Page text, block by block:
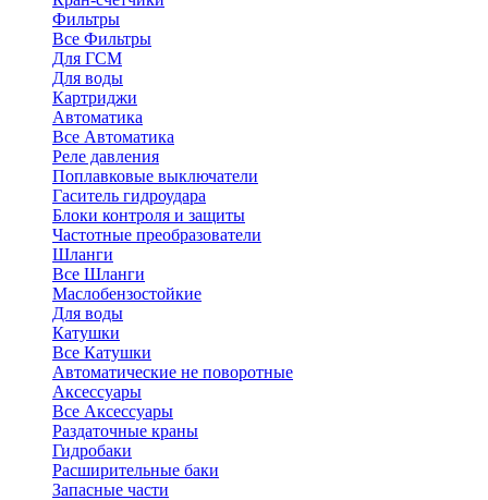
Фильтры
Все Фильтры
Для ГСМ
Для воды
Картриджи
Автоматика
Все Автоматика
Реле давления
Поплавковые выключатели
Гаситель гидроудара
Блоки контроля и защиты
Частотные преобразователи
Шланги
Все Шланги
Маслобензостойкие
Для воды
Катушки
Все Катушки
Автоматические не поворотные
Аксессуары
Все Аксессуары
Раздаточные краны
Гидробаки
Расширительные баки
Запасные части